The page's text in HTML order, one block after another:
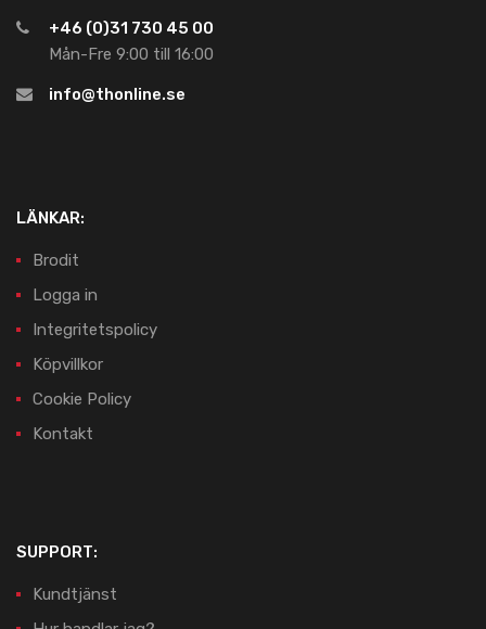
+46 (0)31 730 45 00
Mån-Fre 9:00 till 16:00
info@thonline.se
LÄNKAR:
Brodit
Logga in
Integritetspolicy
Köpvillkor
Cookie Policy
Kontakt
SUPPORT:
Kundtjänst